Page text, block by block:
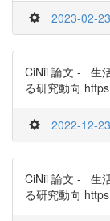
2023-02-
CiNii 論文 - 生
る研究動向
2022-12-
CiNii 論文 - 生
る研究動向